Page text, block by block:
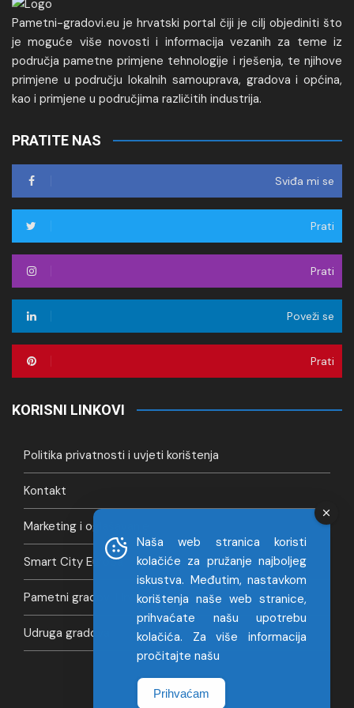
Pametni-gradovi.eu je hrvatski portal čiji je cilj objediniti što
je moguće više novosti i informacija vezanih za teme iz
područja pametne primjene tehnologije i rješenja, te njihove
primjene u području lokalnih samouprava, gradova i općina,
kao i primjene u područjima različitih industrija.
PRATITE NAS
Sviđa mi se
Prati
Prati
Poveži se
Prati
KORISNI LINKOVI
Politika privatnosti i uvjeti korištenja
Kontakt
Marketing i oglašavanje
Smart City Europa
Pametni gradovi Hrvatska
Udruga gradova
Naša web stranica koristi
kolačiće za pružanje najboljeg
iskustva. Međutim, nastavkom
korištenja naše web stranice,
prihvaćate našu upotrebu
kolačića. Za više informacija
pročitajte našu
Prihvaćam